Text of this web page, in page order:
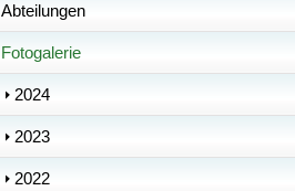
Abteilungen
Fotogalerie
2024
2023
2022